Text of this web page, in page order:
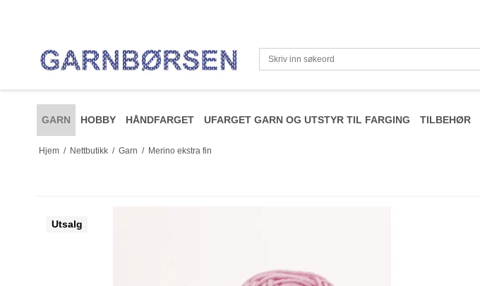
GARN HOBBY HÅNDFARGET UFARGET GARN OG UTSTYR TIL FARGING TILBEHØR
Hjem / Nettbutikk / Garn / Merino ekstra fin
Utsalg